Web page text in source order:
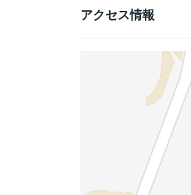
アクセス情報